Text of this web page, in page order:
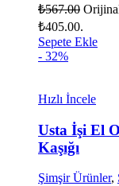
₺567.00
₺405.00.
Sepete Ekle
- 32%
Hızlı İncele
Usta İşi El
Kaşığı
Şimşir Ürünler,